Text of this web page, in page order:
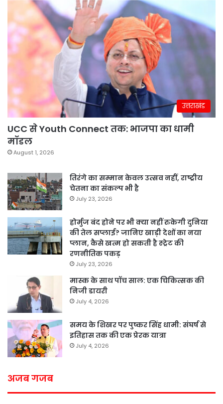
उत्तराखंड
UCC से Youth Connect तक: भाजपा का धामी
मॉडल
August 1, 2026
तिरंगे का सम्मान केवल उत्सव नहीं, राष्ट्रीय
चेतना का संकल्प भी है
July 23, 2026
होर्मुज बंद होने पर भी क्या नहीं रुकेगी दुनिया
की तेल सप्लाई? जानिए खाड़ी देशों का नया
प्लान, कैसे खत्म हो सकती है स्ट्रेट की
रणनीतिक पकड़
July 23, 2026
मास्क के साथ पॉच साल: एक चिकित्सक की
निजी डायरी
July 4, 2026
समय के शिखर पर पुष्कर सिंह धामी: संघर्ष से
इतिहास तक की एक प्रेरक यात्रा
July 4, 2026
अजब गजब